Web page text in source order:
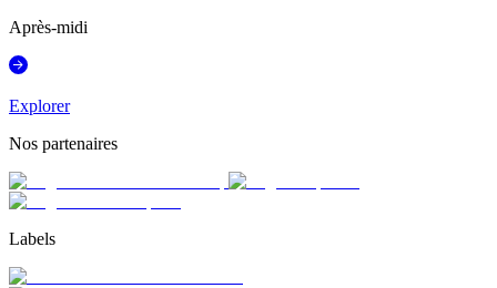
Après-midi
Explorer
Nos partenaires
Labels